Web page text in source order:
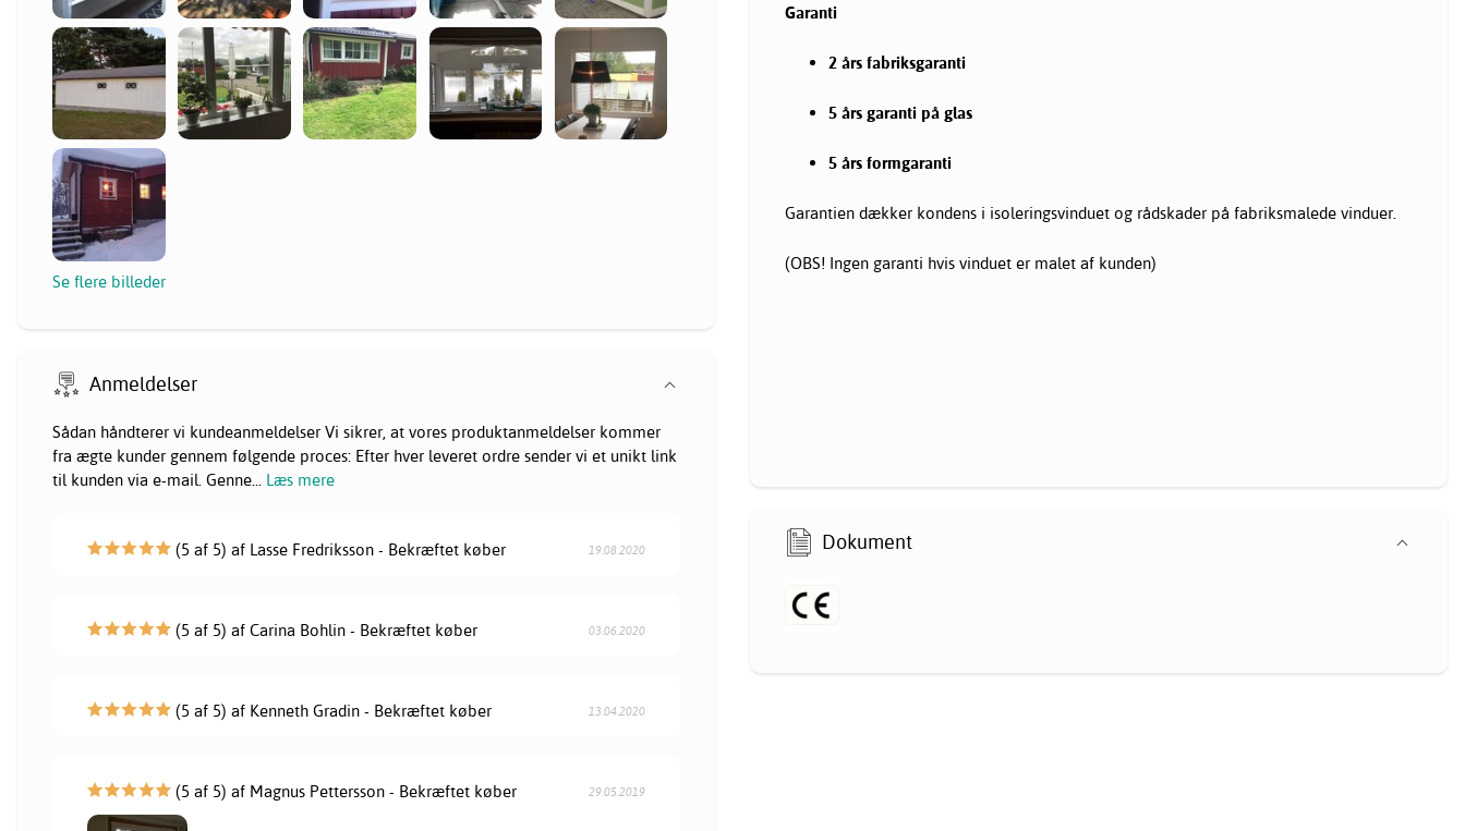
Garanti
2 års fabriksgaranti
5 års garanti på glas
5 års formgaranti
Garantien dækker kondens i isoleringsvinduet og rådskader på fabriksmalede vinduer.
(OBS! Ingen garanti hvis vinduet er malet af kunden)
Dokument
Se flere billeder
Anmeldelser
Sådan håndterer vi kundeanmeldelser Vi sikrer, at vores produktanmeldelser kommer
fra ægte kunder gennem følgende proces: Efter hver leveret ordre sender vi et unikt link
til kunden via e-mail. Genne... Læs mere
(5 af 5) af Lasse Fredriksson - Bekræftet køber 19.08.2020
(5 af 5) af Carina Bohlin - Bekræftet køber 03.06.2020
(5 af 5) af Kenneth Gradin - Bekræftet køber 13.04.2020
(5 af 5) af Magnus Pettersson - Bekræftet køber 29.05.2019